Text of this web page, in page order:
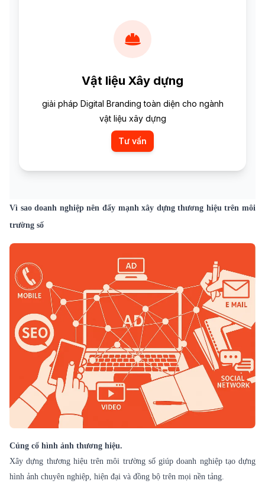
Vật liệu Xây dựng
giải pháp Digital Branding toàn diện cho ngành
vật liệu xây dựng
Tư vấn
Vì sao doanh nghiệp nên đẩy mạnh xây dựng thương hiệu trên môi
trường số
Củng cố hình ảnh thương hiệu.
Xây dựng thương hiệu trên môi trường số giúp doanh nghiệp tạo dựng
hình ảnh chuyên nghiệp, hiện đại và đồng bộ trên mọi nền tảng.